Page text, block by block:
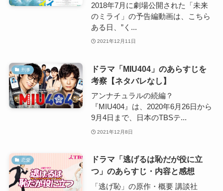
2018年7月に劇場公開された「未来
のミライ」の予告編動画は、こちら
ある日、”く...
2021年12月11日
刑事
ドラマ「MIU404」のあらすじを
考察【ネタバレなし】
アンナチュラルの続編？
『MIU404』は、2020年6月26日から
9月4日まで、日本のTBSテ...
2021年12月8日
恋愛
ドラマ「逃げるは恥だが役に立
つ」のあらすじ・内容と感想
「逃げ恥」の原作・概要 講談社